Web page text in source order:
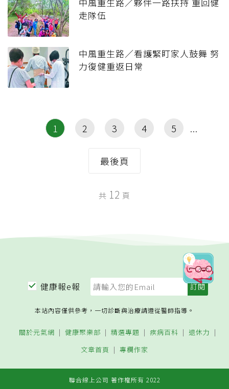
走隊伍
中風重生路／看護緊盯家人鼓舞 努
力復健重返日常
1 2 3 4 5
最後頁
共 12 頁
健康報e報
本站內容僅供參考，一切診斷與治療請遵從醫師指導。
關於元氣網 健康聚樂部 精選專題 疾病百科
退休力
文章首頁
專欄作家
聯合線上公司 著作權所有 2022